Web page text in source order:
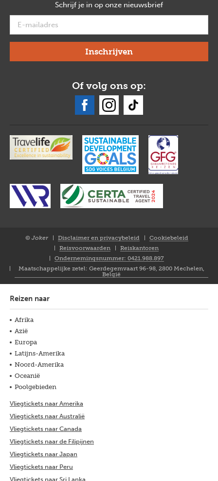
Schrijf je in op onze nieuwsbrief
Of volg ons op:
© Joker
Disclaimer en privacybeleid
Cookiebeleid
Reisvoorwaarden
Reiskantoren
Ondernemingsnummer: 0421.988.897
Maatschappelijke zetel: Geerdegemvaart 96-98, 2800 Mechelen,
België
Reizen naar
Afrika
Azië
Europa
Latijns-Amerika
Noord-Amerika
Oceanië
Poolgebieden
Vliegtickets naar Amerika
Vliegtickets naar Australië
Vliegtickets naar Canada
Vliegtickets naar de Filipijnen
Vliegtickets naar Japan
Vliegtickets naar Peru
Vliegtickets naar Sri Lanka